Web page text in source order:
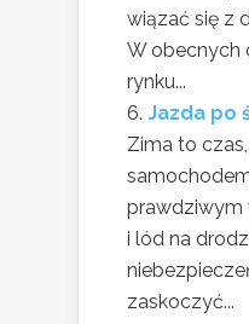
wiązać się z
W obecnych
rynku...
Jazda po
Zima to
prawdziwym
i lód na
zaskoczyć...